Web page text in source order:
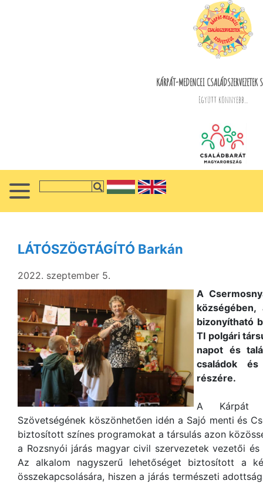
KÁRPÁT-MEDENCEI CSALÁDSZERVEZETEK
Együtt könnyebb...
LÁTÓSZÖGTÁGÍTÓ Barkán
2022. szeptember 5.
A
községében,
bizonyítható
TI polgári
napot és
családok
részére.
A Kárpát -
Szövetségének köszönhetően idén a Sajó menti és
biztosított színes programokat a társulás azon
a Rozsnyói járás magyar civil szervezetek vezetői
Az alkalom nagyszerű lehetőséget biztosított a
összekapcsolására, hiszen a járás természeti